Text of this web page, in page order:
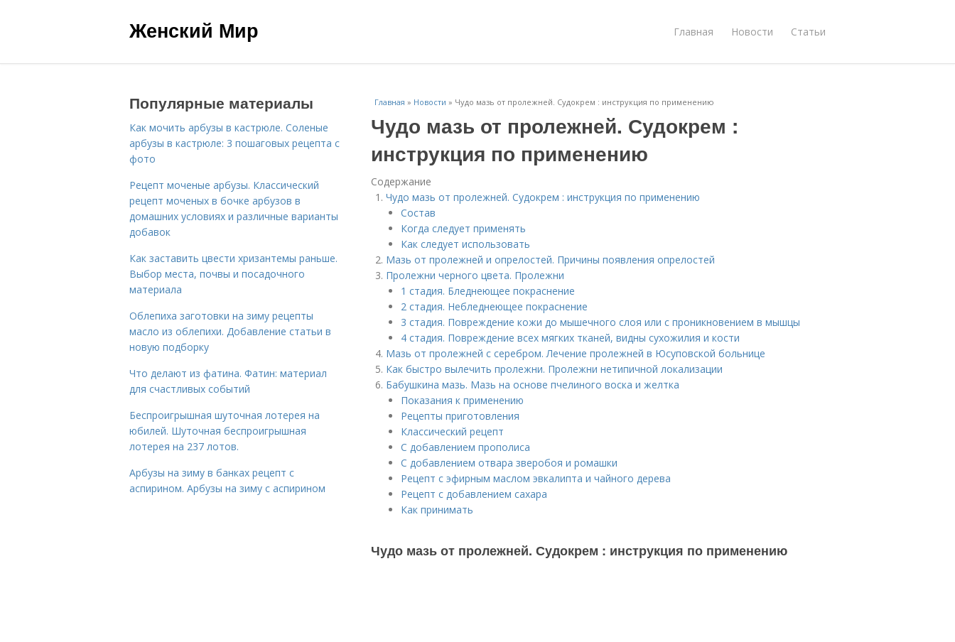
Женский Мир Главная Новости Статьи
Главная » Новости » Чудо мазь от пролежней. Судокрем : инструкция по применению
Чудо мазь от пролежней. Судокрем :
инструкция по применению
Содержание
Чудо мазь от пролежней. Судокрем : инструкция по применению
Состав
Когда следует применять
Как следует использовать
Мазь от пролежней и опрелостей. Причины появления опрелостей
Пролежни черного цвета. Пролежни
1 стадия. Бледнеющее покраснение
2 стадия. Небледнеющее покраснение
3 стадия. Повреждение кожи до мышечного слоя или с проникновением в мышцы
4 стадия. Повреждение всех мягких тканей, видны сухожилия и кости
Мазь от пролежней с серебром. Лечение пролежней в Юсуповской больнице
Как быстро вылечить пролежни. Пролежни нетипичной локализации
Бабушкина мазь. Мазь на основе пчелиного воска и желтка
Показания к применению
Рецепты приготовления
Классический рецепт
С добавлением прополиса
С добавлением отвара зверобоя и ромашки
Рецепт с эфирным маслом эвкалипта и чайного дерева
Рецепт с добавлением сахара
Как принимать
Чудо мазь от пролежней. Судокрем : инструкция по применению
Популярные материалы
Как мочить арбузы в кастрюле. Соленые
арбузы в кастрюле: 3 пошаговых рецепта с
фото
Рецепт моченые арбузы. Классический
рецепт моченых в бочке арбузов в
домашних условиях и различные варианты
добавок
Как заставить цвести хризантемы раньше.
Выбор места, почвы и посадочного
материала
Облепиха заготовки на зиму рецепты
масло из облепихи. Добавление статьи в
новую подборку
Что делают из фатина. Фатин: материал
для счастливых событий
Беспроигрышная шуточная лотерея на
юбилей. Шуточная беспроигрышная
лотерея на 237 лотов.
Арбузы на зиму в банках рецепт с
аспирином. Арбузы на зиму с аспирином